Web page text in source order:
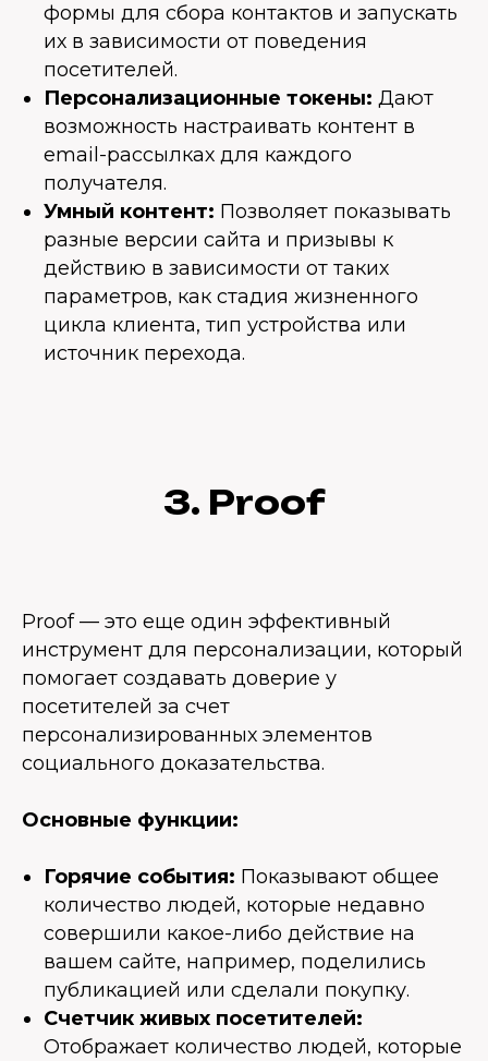
формы для сбора контактов и запускать
их в зависимости от поведения
посетителей.
Персонализационные токены: Дают
возможность настраивать контент в
email-рассылках для каждого
получателя.
Умный контент: Позволяет показывать
разные версии сайта и призывы к
действию в зависимости от таких
параметров, как стадия жизненного
цикла клиента, тип устройства или
источник перехода.
3. Proof
Proof — это еще один эффективный
инструмент для персонализации, который
помогает создавать доверие у
посетителей за счет
персонализированных элементов
социального доказательства.
Основные функции:
Горячие события: Показывают общее
количество людей, которые недавно
совершили какое-либо действие на
вашем сайте, например, поделились
публикацией или сделали покупку.
Счетчик живых посетителей:
Отображает количество людей, которые